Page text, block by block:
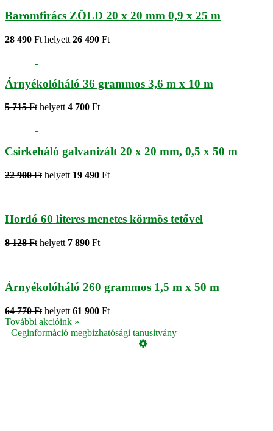
Baromfirács ZÖLD 20 x 20 mm 0,9 x 25 m
28 490 Ft helyett 26 490 Ft
Árnyékolóháló 36 grammos 3,6 m x 10 m
5 715 Ft helyett 4 700 Ft
Csirkeháló galvanizált 20 x 20 mm, 0,5 x 50 m
22 900 Ft helyett 19 490 Ft
Hordó 60 literes menetes körmös tetővel
8 128 Ft helyett 7 890 Ft
Árnyékolóháló 260 grammos 1,5 m x 50 m
64 770 Ft helyett 61 900 Ft
További akcióink »
Ceginformáció megbizhatósági tanusitvány